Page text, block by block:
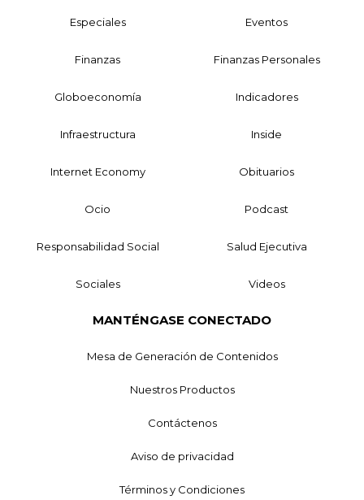
Especiales Eventos
Finanzas Finanzas Personales
Globoeconomía Indicadores
Infraestructura Inside
Internet Economy Obituarios
Ocio Podcast
Responsabilidad Social Salud Ejecutiva
Sociales Videos
MANTÉNGASE CONECTADO
Mesa de Generación de Contenidos
Nuestros Productos
Contáctenos
Aviso de privacidad
Términos y Condiciones